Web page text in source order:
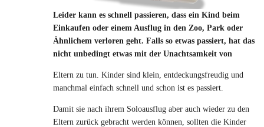
Leider kann es schnell passieren, dass ein Kind beim
Einkaufen oder einem Ausflug in den Zoo, Park oder
Ähnlichem verloren geht. Falls so etwas passiert, hat das
nicht unbedingt etwas mit der Unachtsamkeit von
Eltern zu tun. Kinder sind klein, entdeckungsfreudig und
manchmal einfach schnell und schon ist es passiert.
Damit sie nach ihrem Soloausflug aber auch wieder zu den
Eltern zurück gebracht werden können, sollten die Kinder